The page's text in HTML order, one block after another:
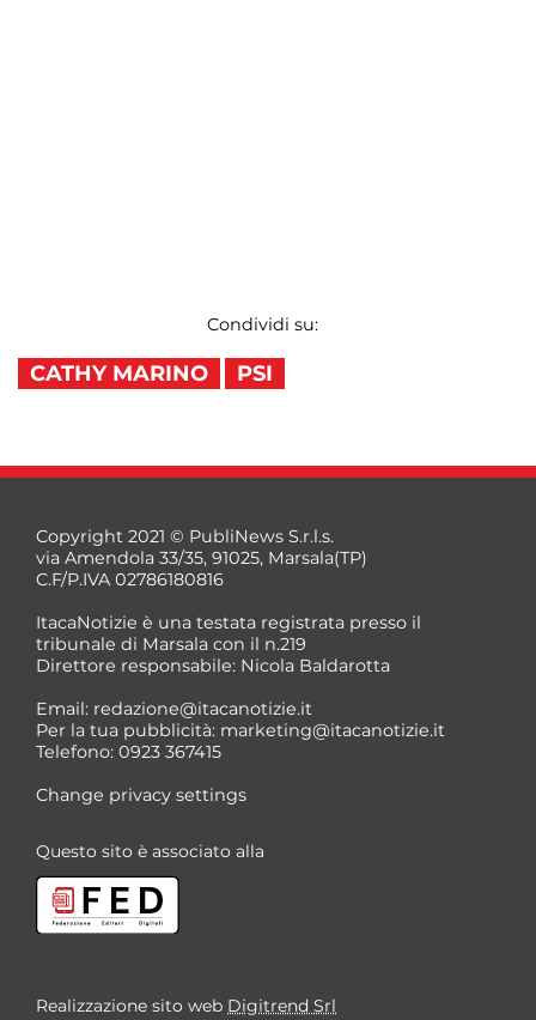
Condividi su:
CATHY MARINO PSI
Copyright 2021 © PubliNews S.r.l.s.
via Amendola 33/35, 91025, Marsala(TP)
C.F/P.IVA 02786180816
ItacaNotizie è una testata registrata presso il
tribunale di Marsala con il n.219
Direttore responsabile: Nicola Baldarotta
Email: redazione@itacanotizie.it
Per la tua pubblicità: marketing@itacanotizie.it
Telefono: 0923 367415
Change privacy settings
Questo sito è associato alla
Realizzazione sito web Digitrend Srl